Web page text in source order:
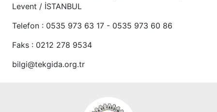
Levent / İSTANBUL
Telefon : 0535 973 63 17 - 0535 973 60 86
Faks : 0212 278 9534
bilgi@tekgida.org.tr